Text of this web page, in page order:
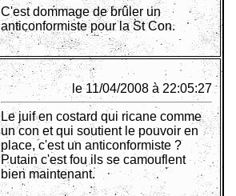
C'est dommage de brûler un
anticonformiste pour la St Con.
le 11/04/2008 à 22:05:27
Le juif en costard qui ricane comme
un con et qui soutient le pouvoir en
place, c'est un anticonformiste ?
Putain c'est fou ils se camouflent
bien maintenant.